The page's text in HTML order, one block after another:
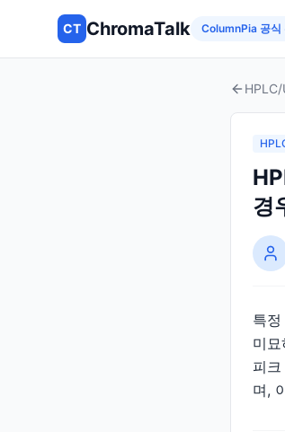
CT ChromaTalk ColumnPia 공식
HPLC/
경
특
미
피
며,